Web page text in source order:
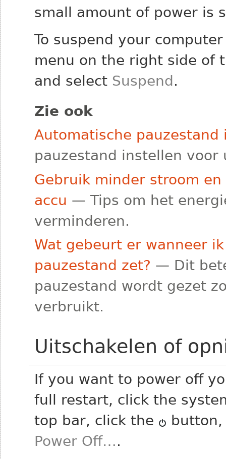
small amount of power is
To suspend your
menu on the right side of
and select Suspend.
Zie ook
Automatische pauzestand
pauzestand instellen voor
Gebruik minder stroom
accu — Tips om het
verminderen.
Wat gebeurt er wanneer
pauzestand zet? — Dit
pauzestand wordt gezet
verbruikt.
Uitschakelen of
If you want to power off
full restart, click the
top bar, click the
Power Off….